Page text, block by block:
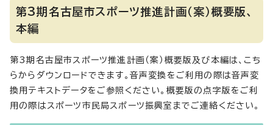
第3期名古屋市スポーツ推進計画（案）概要版、
本編
第3期名古屋市スポーツ推進計画（案）概要版及び本編は、こち
らからダウンロードできます。音声変換をご利用の際は音声変
換用テキストデータをご参照ください。概要版の点字版をご利
用の際はスポーツ市民局スポーツ振興室までご連絡ください。